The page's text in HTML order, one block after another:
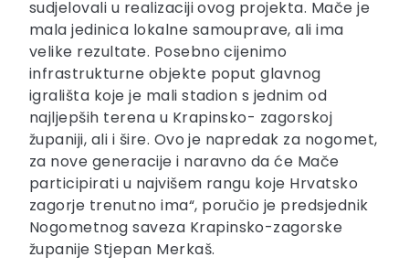
sudjelovali u realizaciji ovog projekta. Mače je
mala jedinica lokalne samouprave, ali ima
velike rezultate. Posebno cijenimo
infrastrukturne objekte poput glavnog
igrališta koje je mali stadion s jednim od
najljepših terena u Krapinsko- zagorskoj
županiji, ali i šire. Ovo je napredak za nogomet,
za nove generacije i naravno da će Mače
participirati u najvišem rangu koje Hrvatsko
zagorje trenutno ima“, poručio je predsjednik
Nogometnog saveza Krapinsko-zagorske
županije Stjepan Merkaš.